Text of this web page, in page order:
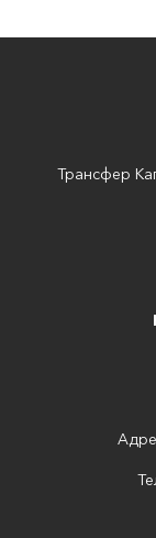
Трансфер